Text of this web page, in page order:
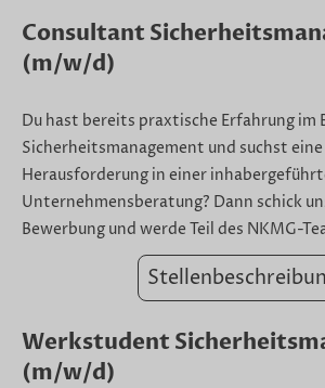
Consultant
(m/w/d)
Du hast bereits praxtische Erfahrung im
Sicherheitsmanagement und suchst eine
Herausforderung in einer
Unternehmensberatung? Dann schick
Bewerbung und werde Teil des NKMG-
Werkstudent
(m/w/d)